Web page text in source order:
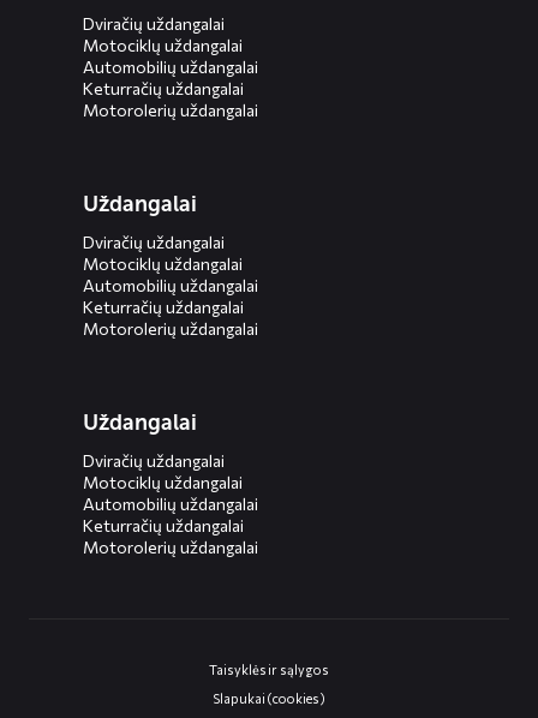
Dviračių uždangalai
Motociklų uždangalai
Automobilių uždangalai
Keturračių uždangalai
Motorolerių uždangalai
Uždangalai
Dviračių uždangalai
Motociklų uždangalai
Automobilių uždangalai
Keturračių uždangalai
Motorolerių uždangalai
Uždangalai
Dviračių uždangalai
Motociklų uždangalai
Automobilių uždangalai
Keturračių uždangalai
Motorolerių uždangalai
Taisyklės ir sąlygos
Slapukai (cookies)